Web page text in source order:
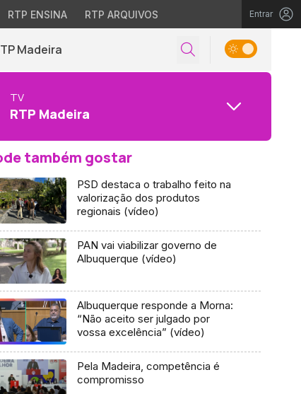
RTP ENSINA RTP ARQUIVOS Entrar
Madeira
TV
RTP Madeira
também gostar
PSD destaca o trabalho feito na
valorização dos produtos
regionais (vídeo)
PAN vai viabilizar governo de
Albuquerque (vídeo)
Albuquerque responde a Morna:
“Não aceito ser julgado por
vossa excelência” (vídeo)
Pela Madeira, competência é
compromisso